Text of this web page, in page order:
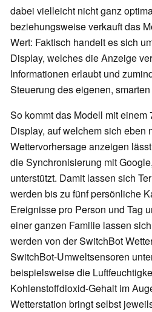
dabei vielleicht nicht ganz
beziehungsweise verkauft das
Wert: Faktisch handelt es sich
Display, welches die Anzeige
Informationen erlaubt und
Steuerung des eigenen,
So kommt das Modell mit einem
Display, auf welchem sich eben
Wettervorhersage anzeigen
die Synchronisierung mit
unterstützt. Damit lassen sich
werden bis zu fünf persönliche
Ereignisse pro Person und Tag
einer ganzen Familie lassen
werden von der SwitchBot
SwitchBot-Umweltsensoren
beispielsweise die
Kohlenstoffdioxid-Gehalt im
Wetterstation bringt selbst